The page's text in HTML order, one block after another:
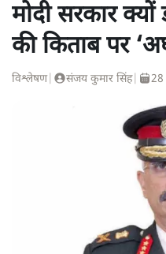
मोदी सरकार
की किताब पर
विश्लेषण| संजय कुमार सिंह| 28